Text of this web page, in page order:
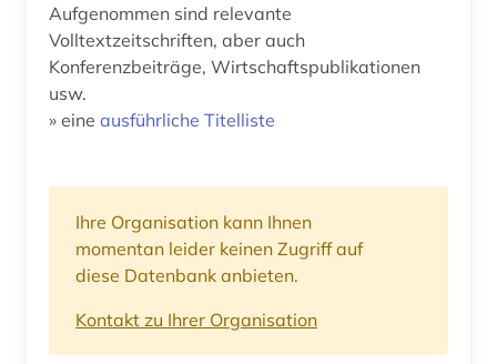
Aufgenommen sind relevante
Volltextzeitschriften, aber auch
Konferenzbeiträge, Wirtschaftspublikationen
usw.
» eine ausführliche Titelliste
Ihre Organisation kann Ihnen
momentan leider keinen Zugriff auf
diese Datenbank anbieten.
Kontakt zu Ihrer Organisation